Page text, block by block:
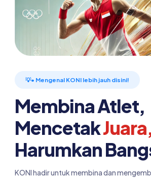
💡• Mengenal KONI lebih jauh disini!
Membina Atlet,
Mencetak
Harumkan
KONI hadir untuk membina dan